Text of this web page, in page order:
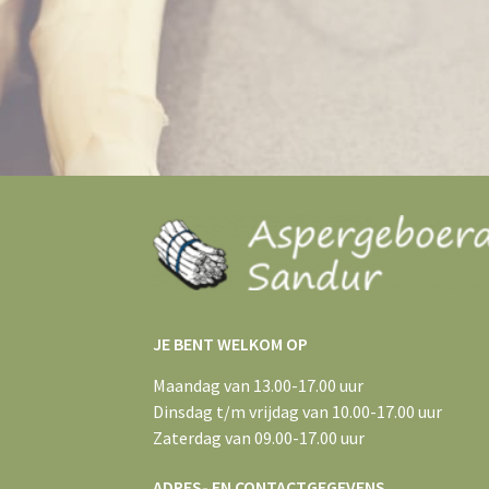
JE BENT WELKOM OP
Maandag van 13.00-17.00 uur
Dinsdag t/m vrijdag van 10.00-17.00 uur
Zaterdag van 09.00-17.00 uur